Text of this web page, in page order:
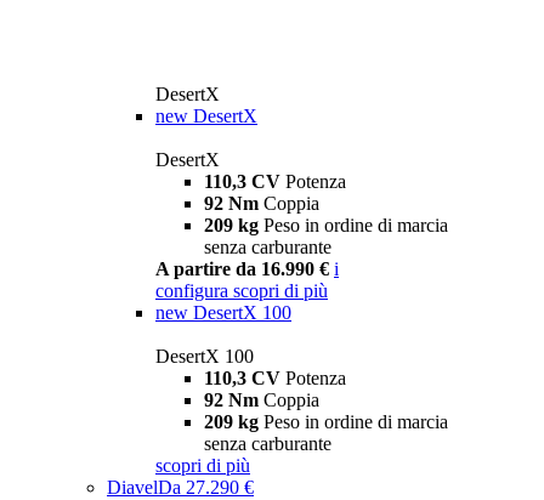
DesertX
new DesertX
DesertX
110,3 CV Potenza
92 Nm Coppia
209 kg Peso in ordine di marcia
senza carburante
A partire da 16.990 € i
configura scopri di più
new DesertX 100
DesertX 100
110,3 CV Potenza
92 Nm Coppia
209 kg Peso in ordine di marcia
senza carburante
scopri di più
DiavelDa 27.290 €